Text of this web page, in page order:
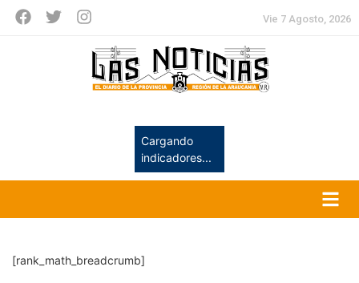
Vie 7 Agosto, 2026
Cargando
indicadores...
[rank_math_breadcrumb]